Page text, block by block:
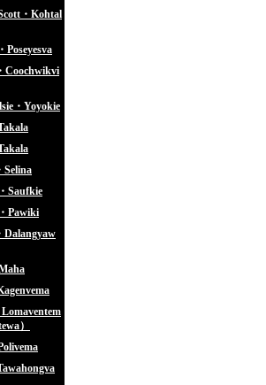
・Kohtal
Coochwikvi
・Yoyokie
Selina
Saufkie
Pawiki
）